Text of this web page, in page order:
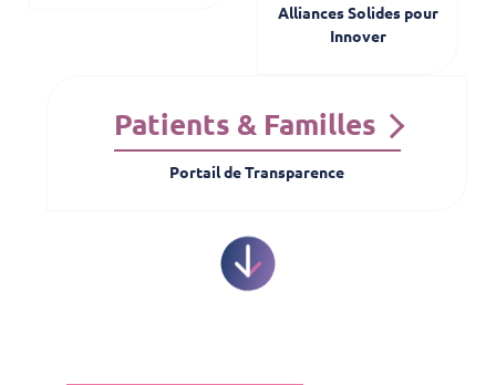
Alliances Solides pour
Innover
Patients & Familles
Portail de Transparence